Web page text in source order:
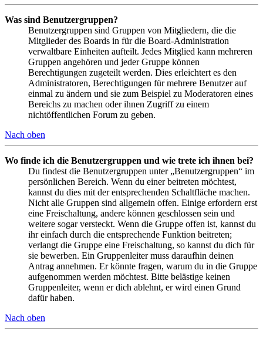
Was sind Benutzergruppen?
Benutzergruppen sind Gruppen von Mitgliedern, die die
Mitglieder des Boards in für die Board-Administration
verwaltbare Einheiten aufteilt. Jedes Mitglied kann mehreren
Gruppen angehören und jeder Gruppe können
Berechtigungen zugeteilt werden. Dies erleichtert es den
Administratoren, Berechtigungen für mehrere Benutzer auf
einmal zu ändern und sie zum Beispiel zu Moderatoren eines
Bereichs zu machen oder ihnen Zugriff zu einem
nichtöffentlichen Forum zu geben.
Nach oben
Wo finde ich die Benutzergruppen und wie trete ich ihnen bei?
Du findest die Benutzergruppen unter „Benutzergruppen“ im
persönlichen Bereich. Wenn du einer beitreten möchtest,
kannst du dies mit der entsprechenden Schaltfläche machen.
Nicht alle Gruppen sind allgemein offen. Einige erfordern erst
eine Freischaltung, andere können geschlossen sein und
weitere sogar versteckt. Wenn die Gruppe offen ist, kannst du
ihr einfach durch die entsprechende Funktion beitreten;
verlangt die Gruppe eine Freischaltung, so kannst du dich für
sie bewerben. Ein Gruppenleiter muss daraufhin deinen
Antrag annehmen. Er könnte fragen, warum du in die Gruppe
aufgenommen werden möchtest. Bitte belästige keinen
Gruppenleiter, wenn er dich ablehnt, er wird einen Grund
dafür haben.
Nach oben